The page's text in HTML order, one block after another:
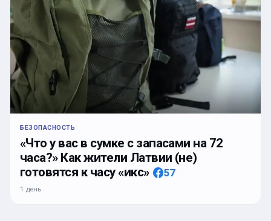
БЕЗОПАСНОСТЬ
«Что у вас в сумке с запасами на 72
часа?» Как жители Латвии (не)
готовятся к часу «икс»
57
1 день